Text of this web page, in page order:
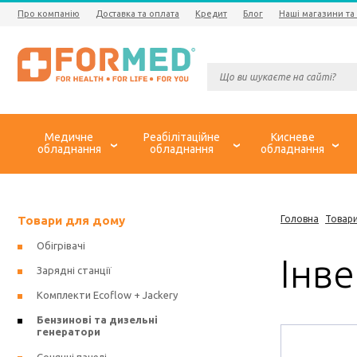
Про компанію Доставка та оплата Кредит Блог Наші магазини
Медичне
обладнання
Реабілітаційне
обладнання
Кисневе
обладнання
Головна
Товари для дому
Обігрівачі
Зарядні станції
Комплекти Ecoflow + Jackery
Бензинові та дизельні
генератори